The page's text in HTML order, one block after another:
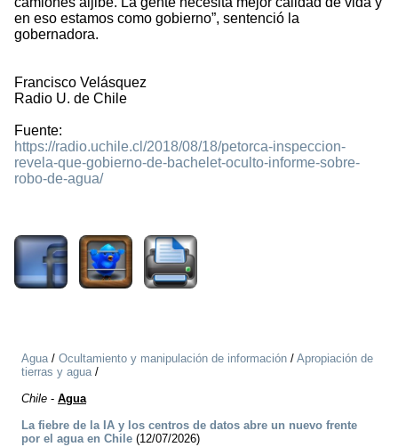
en eso estamos como gobierno”, sentenció la
gobernadora.
Francisco Velásquez
Radio U. de Chile
Fuente:
https://radio.uchile.cl/2018/08/18/petorca-inspeccion-
revela-que-gobierno-de-bachelet-oculto-informe-sobre-
robo-de-agua/
Agua/ Ocultamiento y manipulación de información / Apropiación de
tierras y agua/
Chile - Agua
La fiebre de la IA y los centros de datos abre un nuevo frente
por el agua en Chile (12/07/2026)